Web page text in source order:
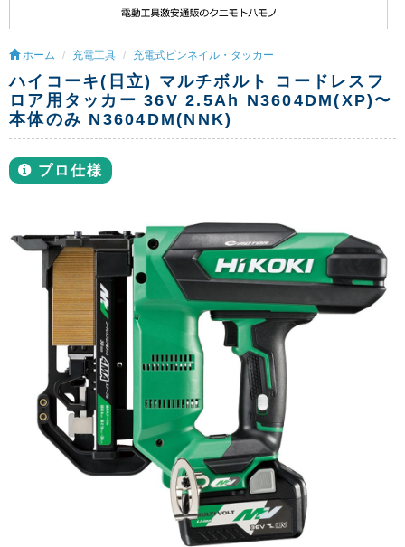
ホーム 充電工具 充電式ピンネイル・タッカー
ハイコーキ(日立) マルチボルト コードレスフ
ロア用タッカー 36V 2.5Ah N3604DM(XP)〜
本体のみ N3604DM(NNK)
プロ仕様